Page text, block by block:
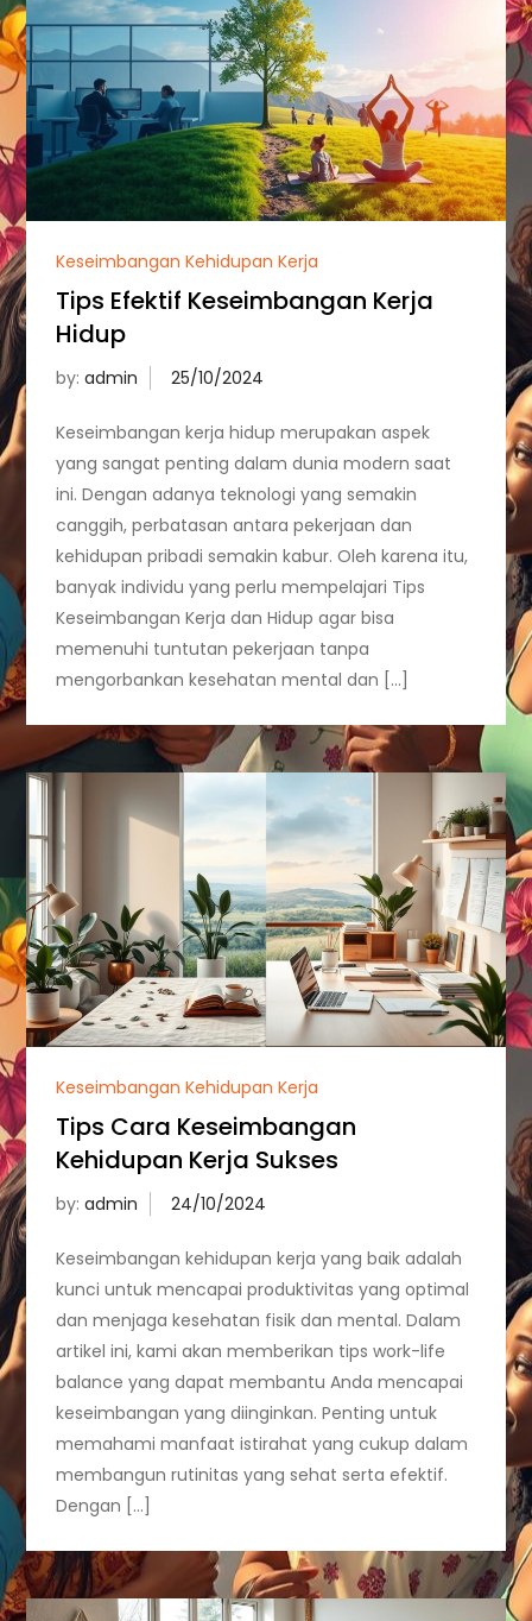
Keseimbangan Kehidupan Kerja
Tips Efektif Keseimbangan Kerja
Hidup
by:admin
Keseimbangan kerja hidup merupakan aspek
yang sangat penting dalam dunia modern saat
ini. Dengan adanya teknologi yang semakin
canggih, perbatasan antara pekerjaan dan
kehidupan pribadi semakin kabur. Oleh karena itu,
banyak individu yang perlu mempelajari Tips
Keseimbangan Kerja dan Hidup agar bisa
memenuhi tuntutan pekerjaan tanpa
mengorbankan kesehatan mental dan […]
Keseimbangan Kehidupan Kerja
Tips Cara Keseimbangan
Kehidupan Kerja Sukses
by:admin
Keseimbangan kehidupan kerja yang baik adalah
kunci untuk mencapai produktivitas yang optimal
dan menjaga kesehatan fisik dan mental. Dalam
artikel ini, kami akan memberikan tips work-life
balance yang dapat membantu Anda mencapai
keseimbangan yang diinginkan. Penting untuk
memahami manfaat istirahat yang cukup dalam
membangun rutinitas yang sehat serta efektif.
Dengan […]